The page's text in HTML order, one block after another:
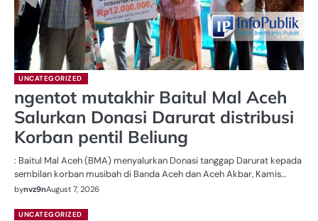
UNCATEGORIZED
ngentot mutakhir Baitul Mal Aceh
Salurkan Donasi Darurat distribusi
Korban pentil Beliung
: Baitul Mal Aceh (BMA) menyalurkan Donasi tanggap Darurat kepada
sembilan korban musibah di Banda Aceh dan Aceh Akbar, Kamis…
bynvz9nAugust 7, 2026
UNCATEGORIZED